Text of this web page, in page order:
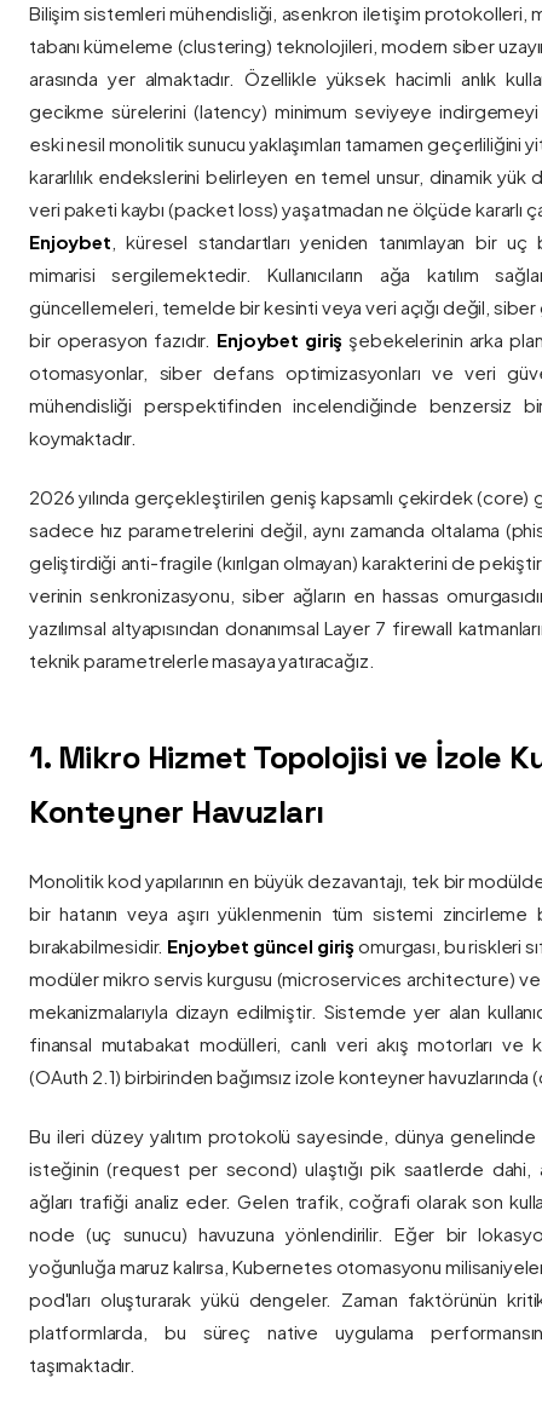
Bilişim sistemleri mühendisliği, asenkron iletişim protokolleri,
tabanı kümeleme (clustering) teknolojileri, modern siber
arasında yer almaktadır. Özellikle yüksek hacimli anlık
gecikme sürelerini (latency) minimum seviyeye
eski nesil monolitik sunucu yaklaşımları tamamen geçerliliğini
kararlılık endekslerini belirleyen en temel unsur, dinamik yük
veri paketi kaybı (packet loss) yaşatmadan ne ölçüde kararlı
Enjoybet , küresel standartları yeniden tanımlayan bir
mimarisi sergilemektedir. Kullanıcıların ağa katılım
güncellemeleri, temelde bir kesinti veya veri açığı değil, siber
bir operasyon fazıdır. Enjoybet giriş şebekelerinin arka
otomasyonlar, siber defans optimizasyonları ve veri
mühendisliği perspektifinden incelendiğinde benzersiz
koymaktadır.
2026 yılında gerçekleştirilen geniş kapsamlı çekirdek
sadece hız parametrelerini değil, aynı zamanda oltalama
geliştirdiği anti-fragile (kırılgan olmayan) karakterini de
verinin senkronizasyonu, siber ağların en hassas
yazılımsal altyapısından donanımsal Layer 7 firewall
teknik parametrelerle masaya yatıracağız.
1. Mikro Hizmet Topolojisi ve İzole
Konteyner Havuzları
Monolitik kod yapılarının en büyük dezavantajı, tek bir
bir hatanın veya aşırı yüklenmenin tüm sistemi zincirleme
bırakabilmesidir. Enjoybet güncel giriş omurgası, bu riskleri
modüler mikro servis kurgusu (microservices architecture)
mekanizmalarıyla dizayn edilmiştir. Sistemde yer alan
finansal mutabakat modülleri, canlı veri akış motorları ve
(OAuth 2.1) birbirinden bağımsız izole konteyner havuzlarında
Bu ileri düzey yalıtım protokolü sayesinde, dünya genelinde
isteğinin (request per second) ulaştığı pik saatlerde dahi,
ağları trafiği analiz eder. Gelen trafik, coğrafi olarak son
node (uç sunucu) havuzuna yönlendirilir. Eğer bir
yoğunluğa maruz kalırsa, Kubernetes otomasyonu
pod'ları oluşturarak yükü dengeler. Zaman faktörünün
platformlarda, bu süreç native uygulama
taşımaktadır.